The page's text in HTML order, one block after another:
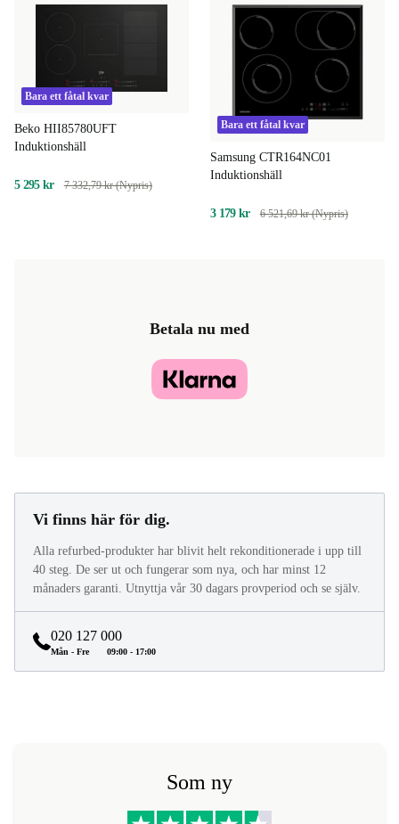
Bara ett fåtal kvar
Beko HII85780UFT
Induktionshäll
5 295 kr 7 332,79 kr (Nypris)
Bara ett fåtal kvar
Samsung CTR164NC01
Induktionshäll
3 179 kr 6 521,69 kr (Nypris)
Betala nu med
Vi finns här för dig.
Alla refurbed-produkter har blivit helt rekonditionerade i upp till
40 steg. De ser ut och fungerar som nya, och har minst 12
månaders garanti. Utnyttja vår 30 dagars provperiod och se själv.
020 127 000
Mån - Fre 09:00 - 17:00
Som ny